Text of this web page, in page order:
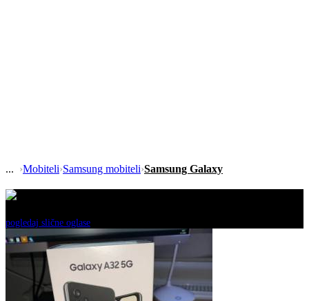
›Mobiteli›Samsung mobiteli›Samsung Galaxy
pogledaj slične oglase